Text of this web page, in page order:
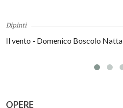
Dipinti
Il vento - Domenico Boscolo Natta
OPERE